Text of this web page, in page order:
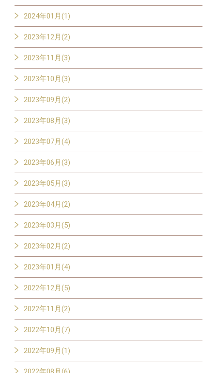
2024年01月(1)
2023年12月(2)
2023年11月(3)
2023年10月(3)
2023年09月(2)
2023年08月(3)
2023年07月(4)
2023年06月(3)
2023年05月(3)
2023年04月(2)
2023年03月(5)
2023年02月(2)
2023年01月(4)
2022年12月(5)
2022年11月(2)
2022年10月(7)
2022年09月(1)